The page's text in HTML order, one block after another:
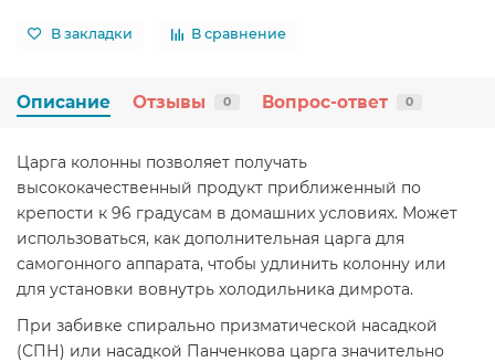
В закладки В сравнение
Описание Отзывы 0 Вопрос-ответ 0
Царга колонны позволяет получать
высококачественный продукт приближенный по
крепости к 96 градусам в домашних условиях. Может
использоваться, как дополнительная царга для
самогонного аппарата, чтобы удлинить колонну или
для установки вовнутрь холодильника димрота.
При забивке спирально призматической насадкой
(СПН) или насадкой Панченкова царга значительно